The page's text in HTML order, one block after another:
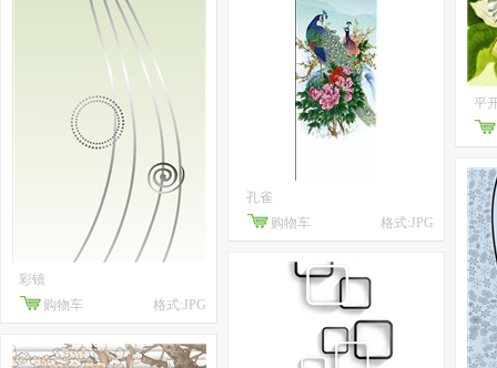
彩镜
购物车
格式:JPG
孔雀
购物车
格式:JPG
平